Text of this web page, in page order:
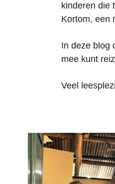
kinderen die
Kortom, een
In deze blog
mee kunt
Veel